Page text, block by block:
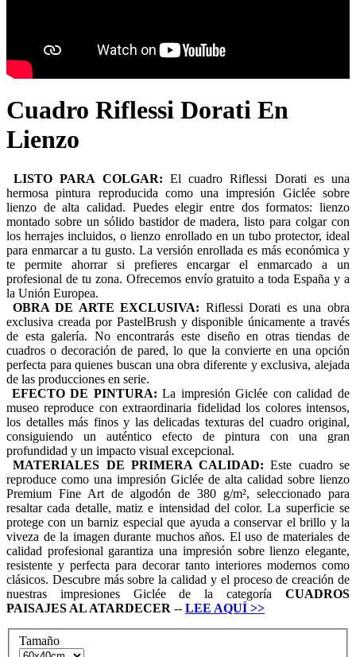
Cuadro Riflessi Dorati En
Lienzo
LISTO PARA COLGAR: El cuadro Riflessi Dorati es una
hermosa pintura reproducida como una impresión Giclée sobre
lienzo de alta calidad. Puedes elegir entre dos formatos: lienzo
montado sobre un sólido bastidor de madera, listo para colgar con
los herrajes incluidos, o lienzo enrollado en un tubo protector, ideal
para enmarcar a tu gusto. La versión enrollada es más económica y
te permite ahorrar si prefieres encargar el enmarcado a un
profesional de tu zona. Ofrecemos envío gratuito a toda España y a
la Unión Europea.
OBRA DE ARTE EXCLUSIVA: Riflessi Dorati es una obra
exclusiva creada por PastelBrush y disponible únicamente a través
de esta galería. No encontrarás este diseño en otras tiendas de
cuadros o decoración de pared, lo que la convierte en una opción
perfecta para quienes buscan una obra diferente y exclusiva, alejada
de las producciones en serie.
EFECTO DE PINTURA: La impresión Giclée con calidad de
museo reproduce con extraordinaria fidelidad los colores intensos,
los detalles más finos y las delicadas texturas del cuadro original,
consiguiendo un auténtico efecto de pintura con una gran
profundidad y un impacto visual excepcional.
MATERIALES DE PRIMERA CALIDAD: Este cuadro se
reproduce como una impresión Giclée de alta calidad sobre lienzo
Premium Fine Art de algodón de 380 g/m², seleccionado para
resaltar cada detalle, matiz e intensidad del color. La superficie se
protege con un barniz especial que ayuda a conservar el brillo y la
viveza de la imagen durante muchos años. El uso de materiales de
calidad profesional garantiza una impresión sobre lienzo elegante,
resistente y perfecta para decorar tanto interiores modernos como
clásicos. Descubre más sobre la calidad y el proceso de creación de
nuestras impresiones Giclée de la categoría CUADROS
PAISAJES AL ATARDECER -- LEE AQUÍ >>
Tamaño